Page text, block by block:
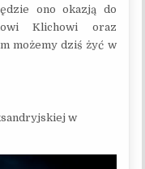
ono okazją do
Klichowi oraz
możemy dziś żyć w
w